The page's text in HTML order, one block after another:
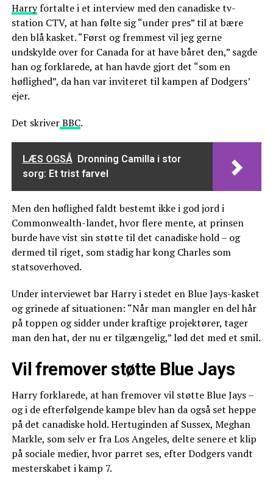
Harryfortalte i et interview med den canadiske tv-
station CTV, at han følte sig “under pres” til at bære
den blå kasket. “Først og fremmest vil jeg gerne
undskylde over for Canada for at have båret den,” sagde
han og forklarede, at han havde gjort det “som en
høflighed”, da han var inviteret til kampen af Dodgers’
ejer.
Det skriverBBC.
LÆS OGSÅ Dronning Camilla i stor
sorg: Et trist farvel
Men den høflighed faldt bestemt ikke i god jord i
Commonwealth-landet, hvor flere mente, at prinsen
burde have vist sin støtte til det canadiske hold – og
dermed til riget, som stadig har kong Charles som
statsoverhoved.
Under interviewet bar Harry i stedet en Blue Jays-kasket
og grinede af situationen: “Når man mangler en del hår
på toppen og sidder under kraftige projektører, tager
man den hat, der nu er tilgængelig,” lød det med et smil.
Vil fremover støtte Blue Jays
Harry forklarede, at han fremover vil støtte Blue Jays –
og i de efterfølgende kampe blev han da også set heppe
på det canadiske hold. Hertuginden af Sussex, Meghan
Markle, som selv er fra Los Angeles, delte senere et klip
på sociale medier, hvor parret ses, efter Dodgers vandt
mesterskabet i kamp 7.